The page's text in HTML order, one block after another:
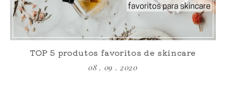
TOP 5 produtos favoritos de skincare
08 . 09 . 2020